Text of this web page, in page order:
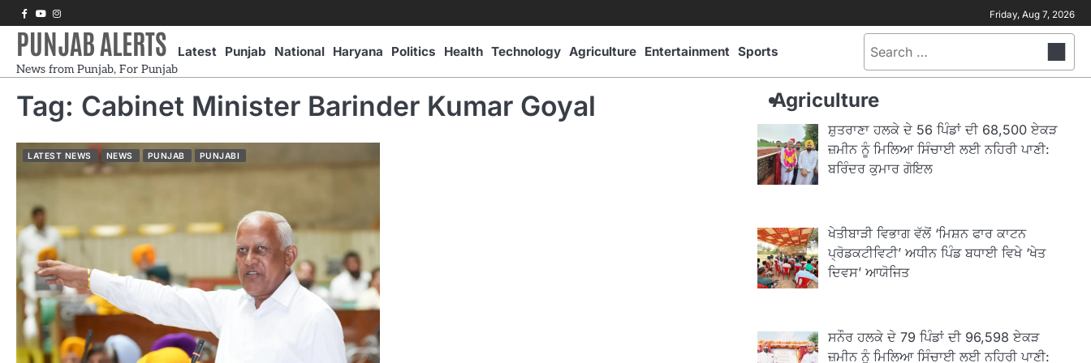
Skip
to
content
Facebook
YoutubeInstagram Friday, Aug 7, 2026
PUNJAB ALERTS
News from Punjab, For Punjab
Latest Punjab National Haryana Politics Health Technology Agriculture Entertainment Sports
Search
for:
Tag: Cabinet Minister Barinder Kumar Goyal
LATEST NEWS NEWS PUNJAB PUNJABI
Agriculture
ਸ਼ੁਤਰਾਣਾ ਹਲਕੇ ਦੇ 56 ਪਿੰਡਾਂ ਦੀ 68,500 ਏਕੜ
ਜ਼ਮੀਨ ਨੂੰ ਮਿਲਿਆ ਸਿੰਚਾਈ ਲਈ ਨਹਿਰੀ ਪਾਣੀ:
ਬਰਿੰਦਰ ਕੁਮਾਰ ਗੋਇਲ
ਖੇਤੀਬਾੜੀ ਵਿਭਾਗ ਵੱਲੋਂ ‘ਮਿਸ਼ਨ ਫਾਰ ਕਾਟਨ
ਪ੍ਰੋਡਕਟੀਵਿਟੀ’ ਅਧੀਨ ਪਿੰਡ ਬਧਾਈ ਵਿਖੇ ‘ਖੇਤ
ਦਿਵਸ’ ਆਯੋਜਿਤ
ਸਨੌਰ ਹਲਕੇ ਦੇ 79 ਪਿੰਡਾਂ ਦੀ 96,598 ਏਕੜ
ਜ਼ਮੀਨ ਨੂੰ ਮਿਲਿਆ ਸਿੰਚਾਈ ਲਈ ਨਹਿਰੀ ਪਾਣੀ: